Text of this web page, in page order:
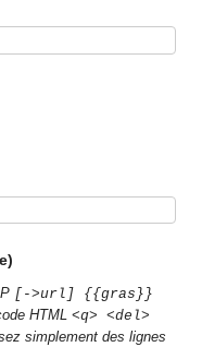
[->url] {{gras}}
HTML<q> <del>
simplement des lignes